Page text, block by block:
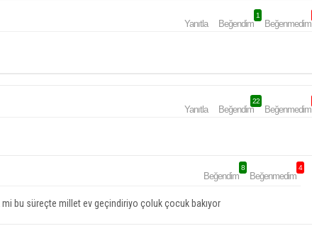
Yanıtla Beğendim
1
Beğenmedim
Yanıtla Beğendim
22
Beğenmedim
Beğendim
8
Beğenmedim
4
bu süreçte millet ev geçindiriyo çoluk çocuk bakıyor